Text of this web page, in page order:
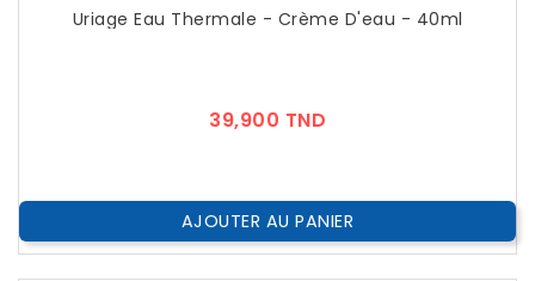
Uriage Eau Thermale - Crème D'eau - 40ml
39,900 TND
AJOUTER AU PANIER